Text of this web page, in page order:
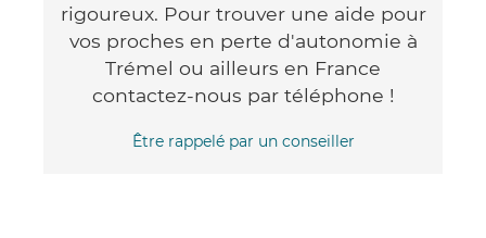
rigoureux. Pour trouver une aide pour
vos proches en perte d'autonomie à
Trémel ou ailleurs en France
contactez-nous par téléphone !
Être rappelé par un conseiller